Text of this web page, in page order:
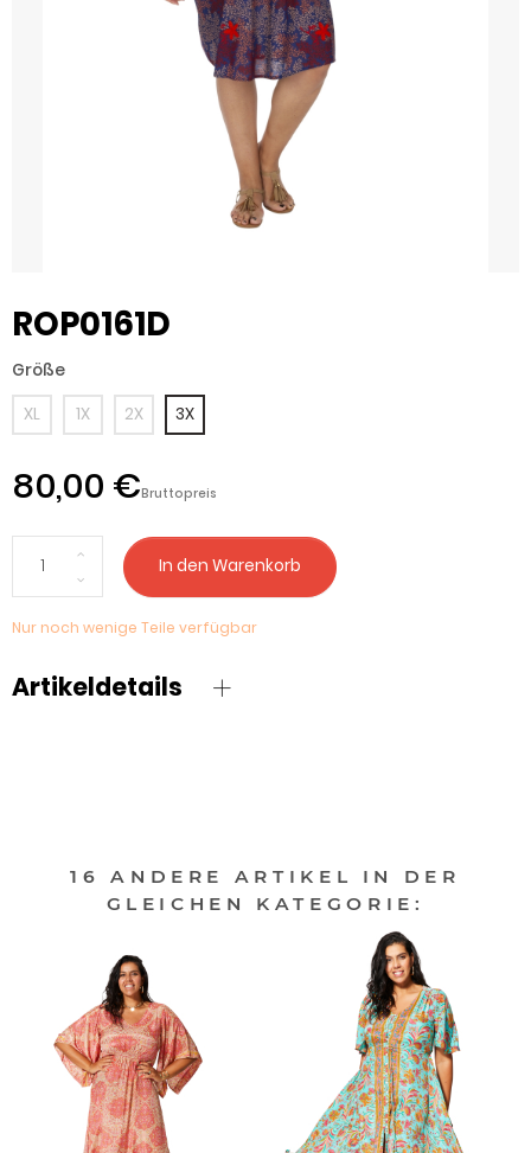
ROP0161D
Größe
XL
1X 2X 3X
80,00 €Bruttopreis
In den Warenkorb
Nur noch wenige Teile verfügbar
Artikeldetails
16 ANDERE ARTIKEL IN DER
GLEICHEN KATEGORIE: